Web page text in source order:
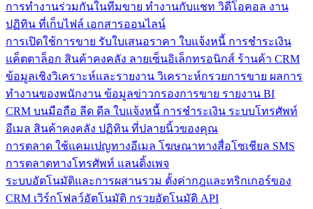
การทำงานร่วมกันในทีมขาย ทำงานกับแชท วิดีโอคอล งาน
ปฏิทิน ที่เก็บไฟล์ เอกสารออนไลน์
การเปิดใช้การขาย รับใบเสนอราคา ใบแจ้งหนี้ การชำระเงิน
แค็ตตาล็อก สินค้าคงคลัง ลายเซ็นอิเล็กทรอนิกส์ ร้านค้า CRM
ข้อมูลเชิงวิเคราะห์และรายงาน วิเคราะห์กรวยการขาย ผลการ
ทำงานของพนักงาน ข้อมูลข่าวกรองการขาย รายงาน BI
CRM บนมือถือ ลีด ดีล ใบแจ้งหนี้ การชำระเงิน ระบบโทรศัพท์
อีเมล สินค้าคงคลัง ปฏิทิน ที่ปลายนิ้วของคุณ
การตลาด ใช้แคมเปญทางอีเมล โฆษณาทางสื่อโซเชียล SMS
การตลาดทางโทรศัพท์ แลนดิ้งเพจ
ระบบอัตโนมัติและการผสานรวม ตั้งค่ากฎและทริกเกอร์ของ
CRM เวิร์กโฟลว์อัตโนมัติ กรวยอัตโนมัติ API